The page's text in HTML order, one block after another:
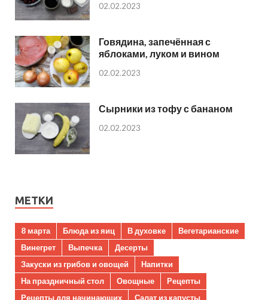
02.02.2023
Говядина, запечённая с
яблоками, луком и вином
02.02.2023
Сырники из тофу с бананом
02.02.2023
МЕТКИ
8 марта Блюда из яиц В духовке
Вегетарианские
Винегрет
Выпечка
Десерты
Закуски из грибов и овощей
Напитки
На праздничный стол
Овощные
Рецепты
Рецепты для начинающих
Салат из капусты